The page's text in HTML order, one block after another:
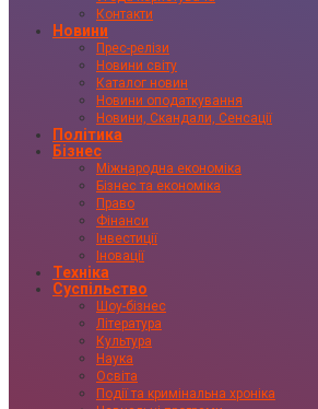
Контакти
Новини
Прес-релізи
Новини світу
Каталог новин
Новини оподаткування
Новини, Скандали, Сенсації
Політика
Бізнес
Міжнародна економіка
Бізнес та економіка
Право
Фінанси
Інвестиції
Іновації
Техніка
Суспільство
Шоу-бізнес
Література
Культура
Наука
Освіта
Події та кримінальна хроніка